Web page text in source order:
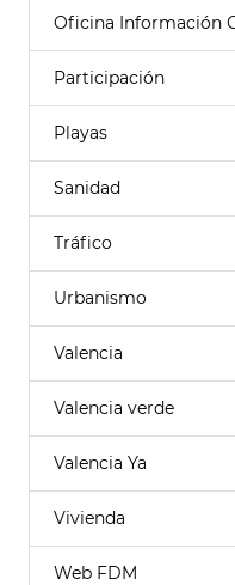
Oficina Información
Participación
Playas
Sanidad
Tráfico
Urbanismo
Valencia
Valencia verde
Valencia Ya
Vivienda
Web FDM